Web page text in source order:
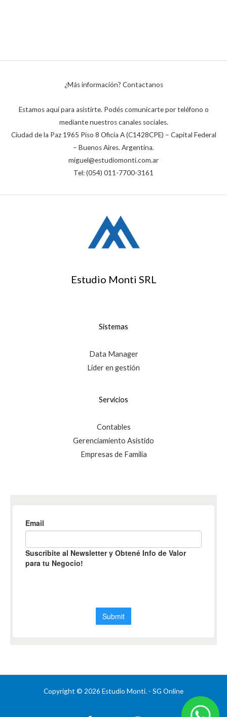
¿Más información? Contactanos
Estamos aquí para asistirte. Podés comunicarte por teléfono o
mediante nuestros canales sociales.
Ciudad de la Paz 1965 Piso 8 Oficia A (C1428CPE) – Capital Federal
– Buenos Aires. Argentina.
miguel@estudiomonti.com.ar
Tel: (054) 011-7700-3161
Estudio Monti SRL
Sistemas
Data Manager
Líder en gestión
Servicios
Contables
Gerenciamiento Asistido
Empresas de Familia
Copyright © 2026 Estudio Monti. - SG Online